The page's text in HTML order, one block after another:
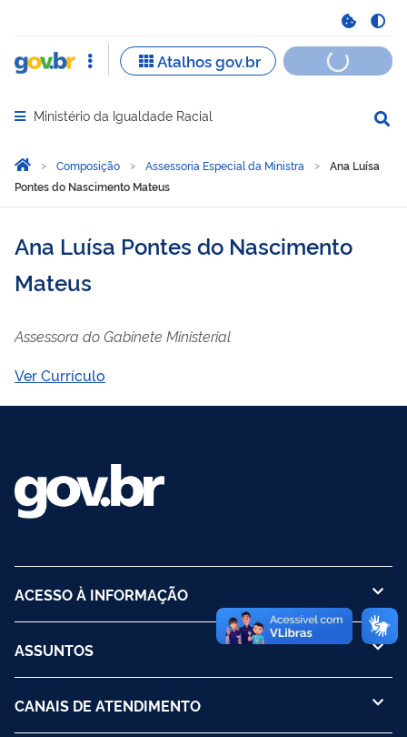
Abrir menu principal de navegação
Ministério da Igualdade Racial
Você está aqui:
Página Inicial
Composição Assessoria Especial da Ministra
Ana Luísa
Pontes do Nascimento Mateus
Ana Luísa Pontes do Nascimento
Mateus
Assessora do Gabinete Ministerial
Ver Currículo
ACESSO À INFORMAÇÃO
ASSUNTOS
CANAIS DE ATENDIMENTO